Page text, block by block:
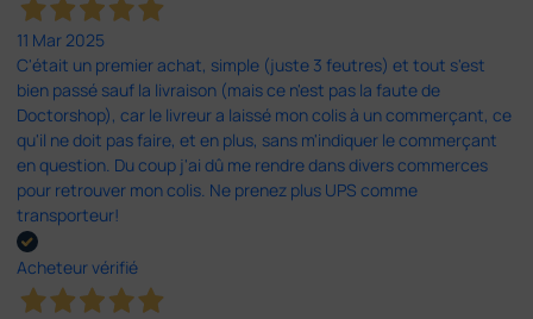
11 Mar 2025
C'était un premier achat, simple (juste 3 feutres) et tout s'est
bien passé sauf la livraison (mais ce n'est pas la faute de
Doctorshop), car le livreur a laissé mon colis à un commerçant, ce
qu'il ne doit pas faire, et en plus, sans m'indiquer le commerçant
en question. Du coup j'ai dû me rendre dans divers commerces
pour retrouver mon colis. Ne prenez plus UPS comme
transporteur!
Acheteur vérifié